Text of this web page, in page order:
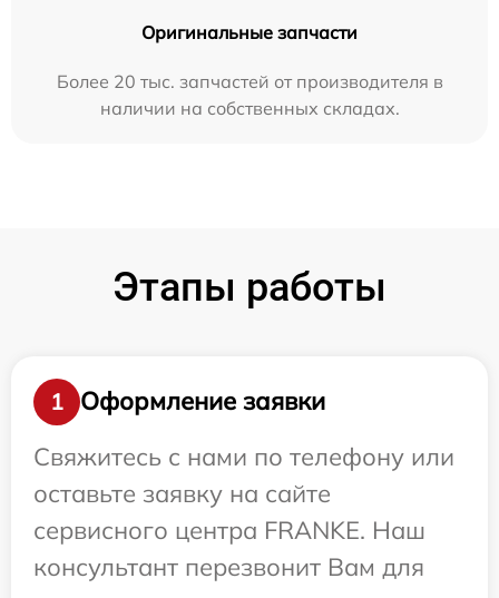
Оригинальные запчасти
Более 20 тыс. запчастей от производителя в
наличии на собственных складах.
Этапы работы
1
Оформление заявки
Свяжитесь с нами по телефону или
оставьте заявку на сайте
сервисного центра FRANKE. Наш
консультант перезвонит Вам для